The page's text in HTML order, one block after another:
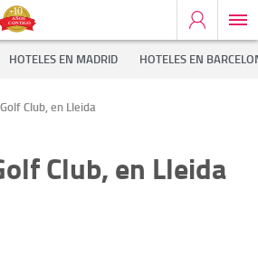
HOTELES EN MADRID HOTELES EN
Club, en Lleida
Club, en Lleida